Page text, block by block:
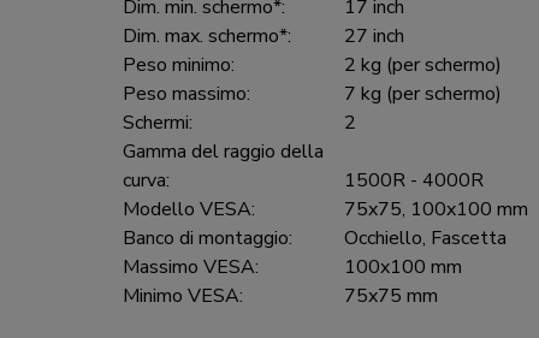
Dim. min. schermo*:
17 inch
Dim. max. schermo*:
27 inch
Peso minimo:
2 kg (per schermo)
Peso massimo:
7 kg (per schermo)
Schermi:
2
Gamma del raggio della
curva:
1500R - 4000R
Modello VESA:
75x75, 100x100 mm
Banco di montaggio:
Occhiello, Fascetta
Massimo VESA:
100x100 mm
Minimo VESA:
75x75 mm